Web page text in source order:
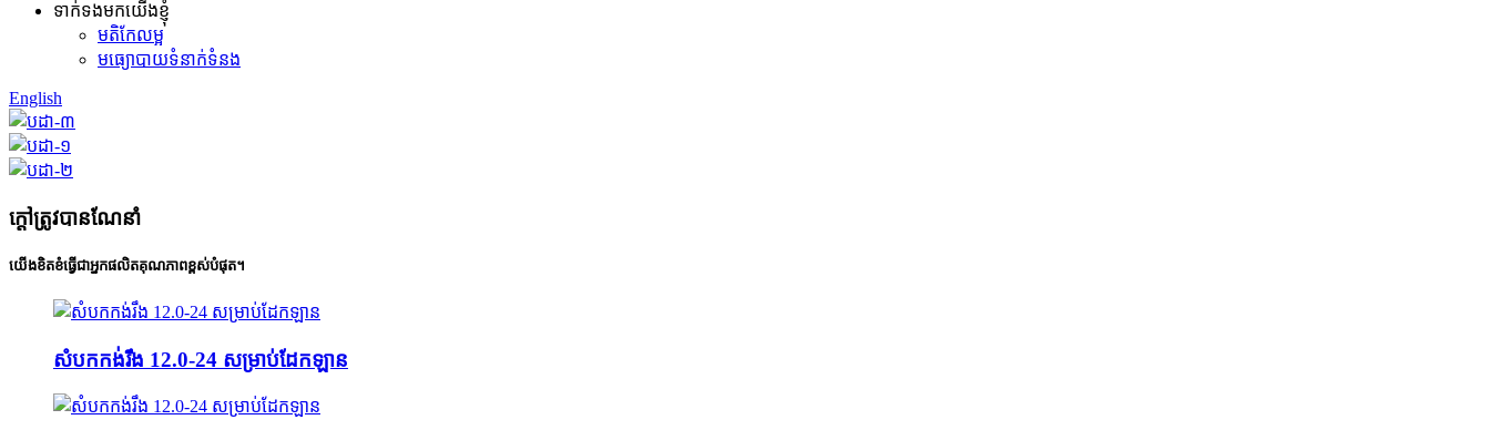
ទាក់ទងមកយើងខ្ញុំ
មតិកែលម្អ
មធ្យោបាយទំនាក់ទំនង
English
ក្តៅត្រូវបានណែនាំ
យើងខិតខំធ្វើជាអ្នកផលិតគុណភាពខ្ពស់បំផុត។
សំបកកង់រឹង 12.0-24 សម្រាប់ដែកឡាន